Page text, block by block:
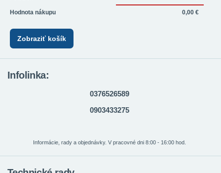
Hodnota nákupu 0,00 €
Zobraziť košík
Infolinka:
0376526589
0903433275
Informácie, rady a objednávky. V pracovné dni 8:00 - 16:00 hod.